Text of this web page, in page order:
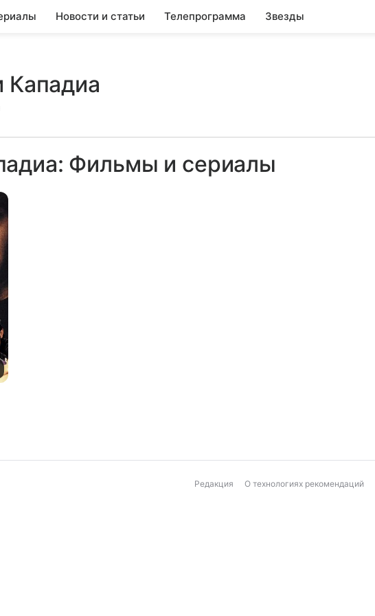
Новости и статьи Телепрограмма Звезды
Кападиа
Фильмы и сериалы
Редакция О технологиях рекомендаций